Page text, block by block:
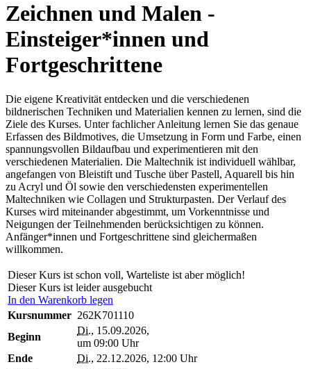
Zeichnen und Malen -
Einsteiger*innen und
Fortgeschrittene
Die eigene Kreativität entdecken und die verschiedenen
bildnerischen Techniken und Materialien kennen zu lernen, sind die
Ziele des Kurses. Unter fachlicher Anleitung lernen Sie das genaue
Erfassen des Bildmotives, die Umsetzung in Form und Farbe, einen
spannungsvollen Bildaufbau und experimentieren mit den
verschiedenen Materialien. Die Maltechnik ist individuell wählbar,
angefangen von Bleistift und Tusche über Pastell, Aquarell bis hin
zu Acryl und Öl sowie den verschiedensten experimentellen
Maltechniken wie Collagen und Strukturpasten. Der Verlauf des
Kurses wird miteinander abgestimmt, um Vorkenntnisse und
Neigungen der Teilnehmenden berücksichtigen zu können.
Anfänger*innen und Fortgeschrittene sind gleichermaßen
willkommen.
Dieser Kurs ist schon voll, Warteliste ist aber möglich!
Dieser Kurs ist leider ausgebucht
In den Warenkorb legen
Kursnummer 262K701110
Beginn
Di., 15.09.2026,
um 09:00 Uhr
Ende
Di., 22.12.2026, 12:00 Uhr